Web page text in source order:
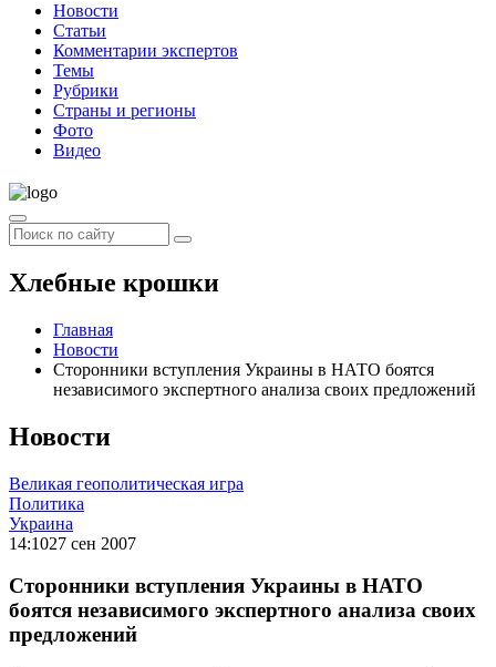
Новости
Статьи
Комментарии экспертов
Темы
Рубрики
Страны и регионы
Фото
Видео
Хлебные крошки
Главная
Новости
Сторонники вступления Украины в НАТО боятся
независимого экспертного анализа своих предложений
Новости
Великая геополитическая игра
Политика
Украина
14:1027 сен 2007
Сторонники вступления Украины в НАТО
боятся независимого экспертного анализа своих
предложений